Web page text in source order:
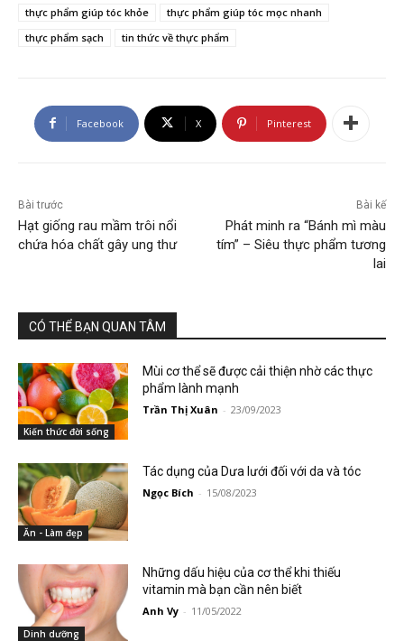
thực phẩm giúp tóc khỏe
thực phẩm giúp tóc mọc nhanh
thực phẩm sạch
tin thức về thực phẩm
Facebook X Pinterest
Bài trước
Hạt giống rau mầm trôi nổi
chứa hóa chất gây ung thư
Bài kế
Phát minh ra “Bánh mì màu
tím” – Siêu thực phẩm tương
lai
CÓ THỂ BẠN QUAN TÂM
Kiến thức đời sống
Mùi cơ thể sẽ được cải thiện nhờ các thực
phẩm lành mạnh
Trần Thị Xuân - 23/09/2023
Ăn - Làm đẹp
Tác dụng của Dưa lưới đối với da và tóc
Ngọc Bích - 15/08/2023
Dinh dưỡng
Những dấu hiệu của cơ thể khi thiếu
vitamin mà bạn cần nên biết
Anh Vy - 11/05/2022